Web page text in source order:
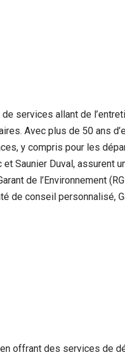
services allant de
Avec plus de 50 ans
y compris pour les
Saunier Duval, assurent
de l’Environnement
de conseil personnalisé,
offrant des services de